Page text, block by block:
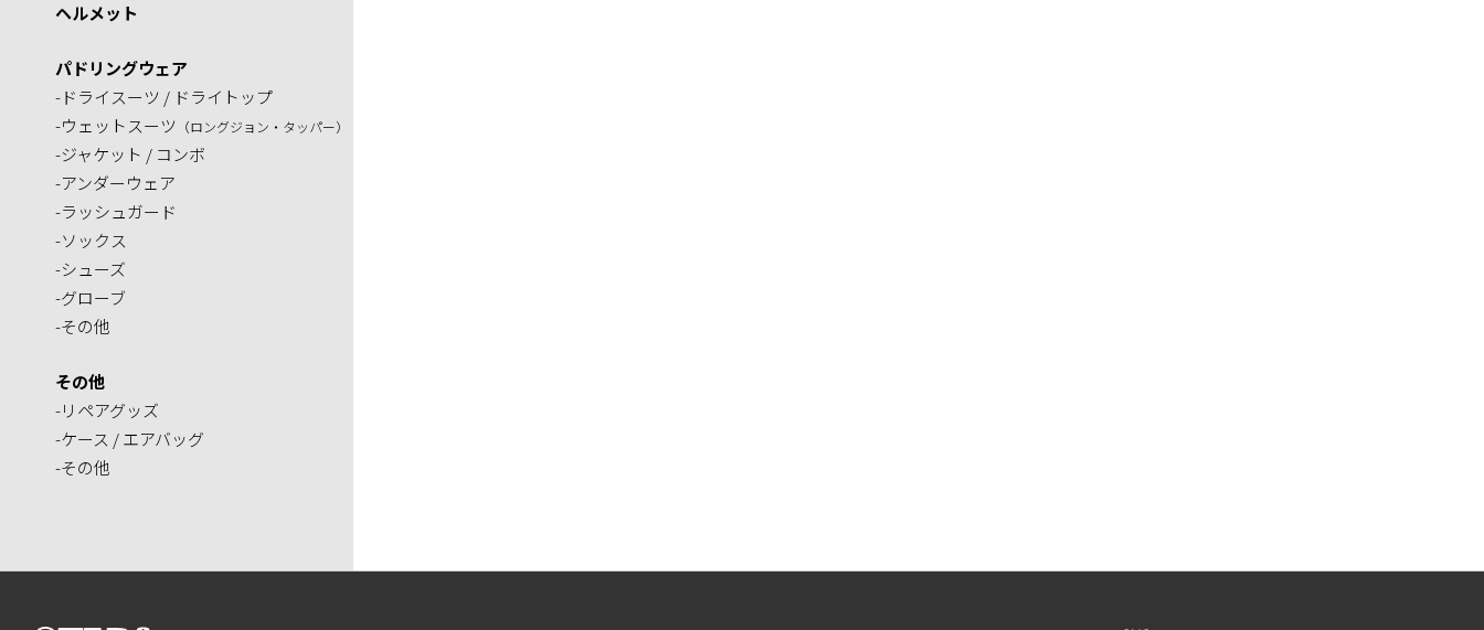
ヘルメット
パドリングウェア
-ドライスーツ / ドライトップ
-ウェットスーツ （ロングジョン・タッパー）
-ジャケット / コンボ
-アンダーウェア
-ラッシュガード
-ソックス
-シューズ
-グローブ
-その他
その他
-リペアグッズ
-ケース / エアバッグ
-その他